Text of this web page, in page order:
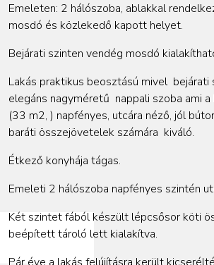
Emeleten: 2 hálószoba, ablakkal
mosdó és közlekedő kapott helyet.
Bejárati szinten vendég mosdó
Lakás praktikus beosztású mivel bejárati
elegáns nagyméretű nappali szoba ami
(33 m2, ) napfényes, utcára néző, jól
baráti összejövetelek számára kiváló.
Étkező konyhája tágas.
Emeleti 2 hálószoba napfényes szintén
Két szintet fából készült lépcsősor köti
beépített tároló lett kialakítva.